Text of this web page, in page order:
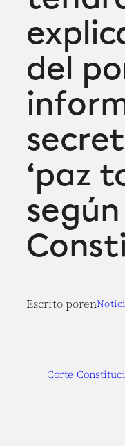
del
‘paz
Escrito poren
Corte